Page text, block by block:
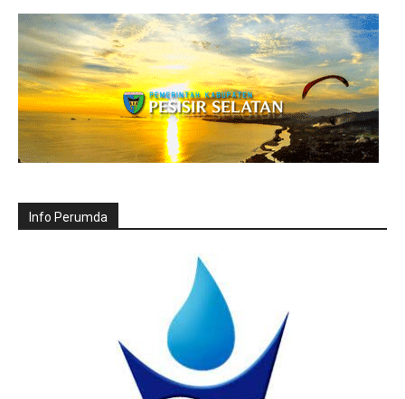
Info Perumda